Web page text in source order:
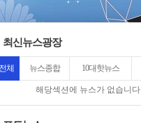
최신뉴스광장
체 뉴스종합 10대핫뉴스
해당섹션에 뉴스가 없습니다